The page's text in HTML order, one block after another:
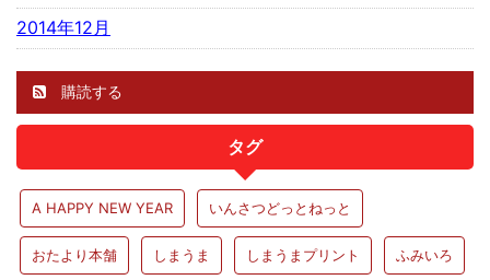
2014年12月
購読する
タグ
A HAPPY NEW YEAR いんさつどっとねっと
おたより本舗 しまうま しまうまプリント ふみいろ